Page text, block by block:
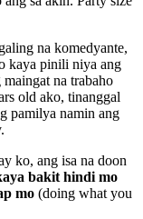
na komedyante,
kaya pinili niya ang
na trabaho
old ako, tinanggal
pamilya namin ang
ko, ang isa na doon
bakit hindi mo
mo (doing what you